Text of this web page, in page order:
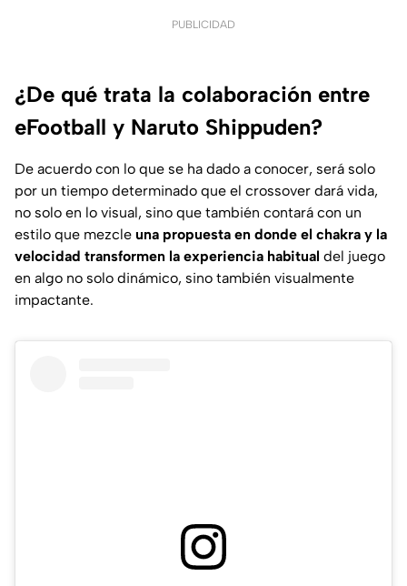
PUBLICIDAD
¿De qué trata la colaboración entre
eFootball y Naruto Shippuden?
De acuerdo con lo que se ha dado a conocer, será solo
por un tiempo determinado que el crossover dará vida,
no solo en lo visual, sino que también contará con un
estilo que mezcle una propuesta en donde el chakra y la
velocidad transformen la experiencia habitual del juego
en algo no solo dinámico, sino también visualmente
impactante.